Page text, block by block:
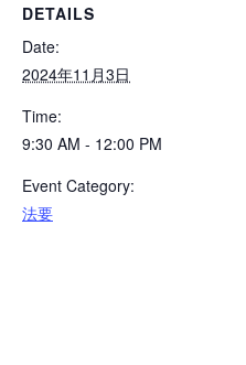
DETAILS
Date:
2024年11月3日
Time:
9:30 AM - 12:00 PM
Event Category:
法要